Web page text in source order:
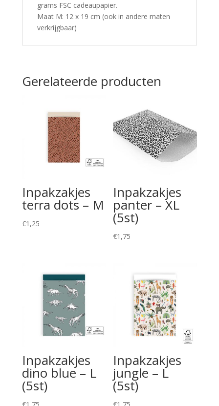
grams FSC cadeaupapier.
Maat M: 12 x 19 cm (ook in andere maten
verkrijgbaar)
Gerelateerde producten
Inpakzakjes
terra dots – M
€1,25
Inpakzakjes
panter – XL
(5st)
€1,75
Inpakzakjes
dino blue – L
(5st)
€1,75
Inpakzakjes
jungle – L
(5st)
€1,75